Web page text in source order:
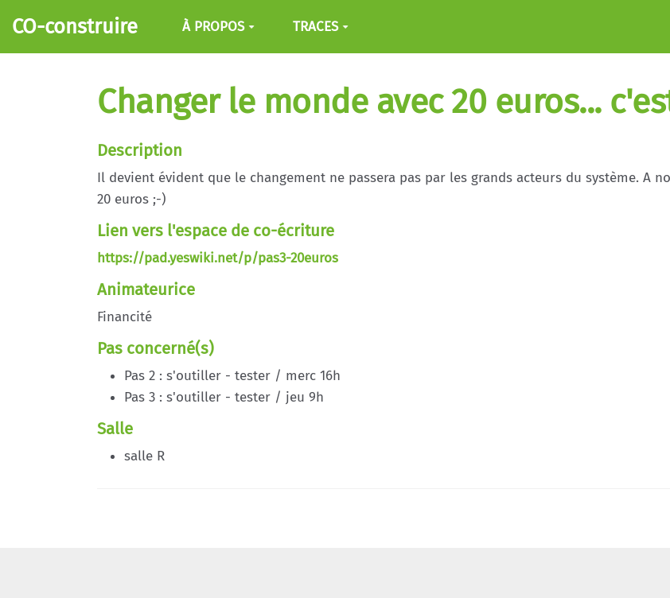
Aller au contenu principal
CO-construire À PROPOS TRACES
Changer le monde avec 20 euros...
Description
Il devient évident que le changement ne passera pas par les grands acteurs du système. A
20 euros ;-)
Lien vers l'espace de co-écriture
https://pad.yeswiki.net/p/pas3-20euros
Animateurice
Financité
Pas concerné(s)
Pas 2 : s'outiller - tester / merc 16h
Pas 3 : s'outiller - tester / jeu 9h
Salle
salle R